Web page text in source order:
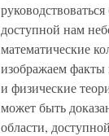
доступной нам
математические
изображаем факты
и физические
может быть
области,